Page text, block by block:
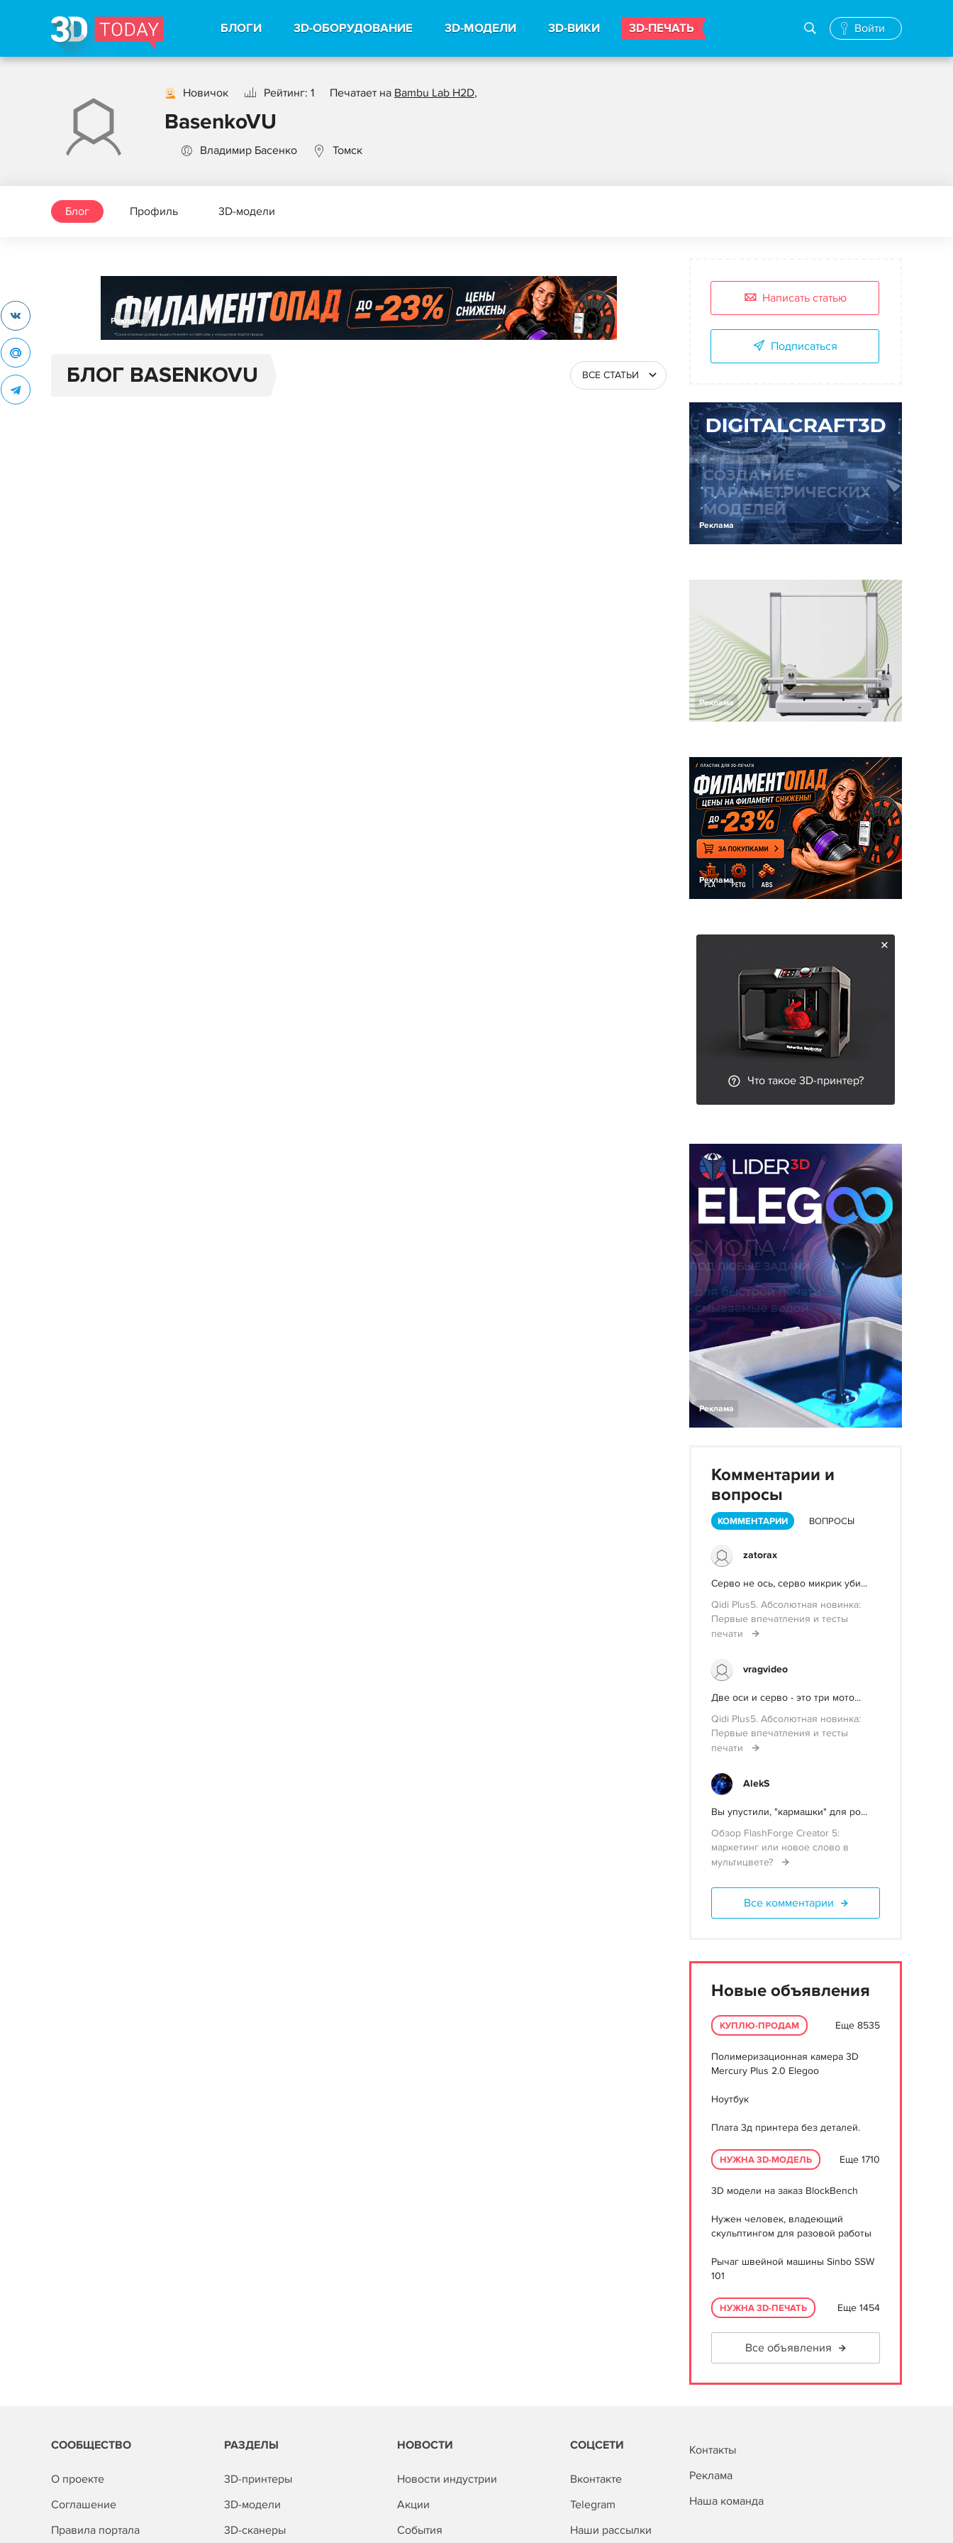
БЛОГИ 3D-ОБОРУДОВАНИЕ 3D-МОДЕЛИ 3D-ВИКИ 3D-ПЕЧАТЬ Войти
Новичок Рейтинг: 1 Печатает на Bambu Lab H2D,
BasenkoVU
Владимир Басенко Томск
Блог Профиль 3D-модели
Реклама
БЛОГ BASENKOVU ВСЕ СТАТЬИ
Написать статью
Подписаться
Реклама
Реклама
Реклама
Что такое 3D-принтер?
Реклама
Комментарии и
вопросы
КОММЕНТАРИИ ВОПРОСЫ
zatorax
Серво не ось, серво микрик уби...
Qidi Plus5. Абсолютная новинка:
Первые впечатления и тесты
печати
vragvideo
Две оси и серво - это три мото...
Qidi Plus5. Абсолютная новинка:
Первые впечатления и тесты
печати
AlekS
Вы упустили, "кармашки" для po...
Обзор FlashForge Creator 5:
маркетинг или новое слово в
мультицвете?
Все комментарии
Новые объявления
КУПЛЮ-ПРОДАМ Еще 8535
Полимеризационная камера 3D
Mercury Plus 2.0 Elegoo
Ноутбук
Плата 3д принтера без деталей.
НУЖНА 3D-МОДЕЛЬ Еще 1710
3D модели на заказ BlockBench
Нужен человек, владеющий
скульптингом для разовой работы
Рычаг швейной машины Sinbo SSW
101
НУЖНА 3D-ПЕЧАТЬ Еще 1454
Все объявления
СООБЩЕСТВО
О проекте
Соглашение
Правила портала
РАЗДЕЛЫ
3D-принтеры
3D-модели
3D-сканеры
НОВОСТИ
Новости индустрии
Акции
События
СОЦСЕТИ
Вконтакте
Telegram
Наши рассылки
Контакты
Реклама
Наша команда